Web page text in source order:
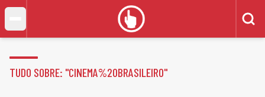
TUDO SOBRE: "CINEMA%20BRASILEIRO"